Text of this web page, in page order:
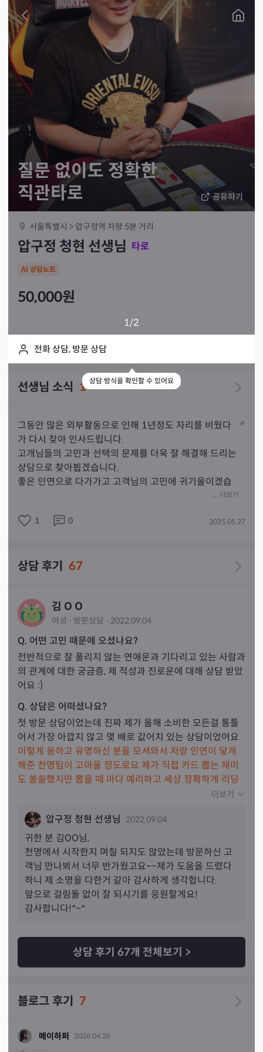
공유하기
질문 없이도 정확한
직관타로
서울특별시 > 압구정역 차량 5분 거리
압구정 청현 선생님 타로
AI 상담노트
50,000원
1/2
전화 상담, 방문 상담
상담 방식을 확인할 수 있어요
선생님 소식 1
그동안 많은 외부활동으로 인해 1년정도 자리를 비웠다
가 다시 찾아 인사드립니다.
고개님들의 고민과 선택의 문제를 더욱 잘 해결해 드리는
상담으로 찾아뵙겠습니다.
좋은 인연으로 다가가고 고객님의 고민에 귀기울이겠습
... 더보기
1 0 2025.05.27
상담 후기 67
김 O O
여성 · 방문상담 · 2022.09.04
Q. 어떤 고민 때문에 오셨나요?
전반적으로 잘 풀리지 않는 연애운과 기다리고 있는 사람과
의 관계에 대한 궁금증, 제 적성과 진로운에 대해 상담 받았
어요 :)
Q. 상담은 어떠셨나요?
첫 방문 상담이었는데 진짜 제가 올해 소비한 모든걸 통틀
어서 가장 아깝지 않고 몇 배로 값어치 있는 상담이었어요
이렇게 용하고 유명하신 분을 모셔와서 저랑 인연이 닿게
해준 천명팀이 고마울 정도로요 제가 직접 카드 뽑는 재미
도 쏠쏠했지만 뽑을 때 마다 예리하고 세상 정확하게 리딩
해주시는거 듣는게 제일 흥미로웠고 저는 아무말도 안하고
금한지, 현재 어떤 상황인지 저를 꿰뚫어 보시듯 술술 말씀
해주시는 부분에 틀린 점이 아예 한 군데도 없어서 진짜 신
기하고 진귀한 경험했어요 사주도 같이 봐 주시는데 이게
진짜 재미가 있어서 재밌다가 아니라 뭐가 다 맞으니까 그
게 너무 재밌고 시간 가는 줄도 몰랐어요 웰컴드링크도 주
시고 재밌고 편하게 대해주셔서 단순 상담을 했다가 아니
라 제가 정말 도움 되는 값진 시간을 가졌다는 기분이 들어
하신 분들은 꼭 방문해서 받아보셨으면 좋겠어요 진짜 진
짜 다방면으로 엄청 용하다 영험하다 정확하다 신뢰가 간
다 그냥 좋은 말은 다 붙이고 싶은데 너무 길어지면 전달이
명하신 듯 ㅎㅎ;
더보기
압구정 청현 선생님 2022.09.04
귀한 분 김OO님,
천명에서 시작한지 며칠 되지도 않았는데 방문하신 고
객님 만나뵈서 너무 반가웠고요~~제가 도움을 드렸다
하니 제 소명을 다한거 같아 감사하게 생각합니다.
앞으로 걸림돌 없이 잘 되시기를 응원할게요!
감사합니다!^~^
상담 후기 67개 전체보기 >
블로그 후기 7
메이하퍼 2026.04.26